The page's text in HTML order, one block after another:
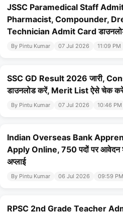
JSSC Paramedical Staff
Pharmacist, Compounder,
Technician Admit Card
By Pintu Kumar 07 Jul 2026 11:09 PM
SSC GD Result 2026 जारी,
डाउनलोड करें, Merit List ऐसे चेक
By Pintu Kumar 07 Jul 2026 10:46 PM
Indian Overseas Bank
Apply Online, 750 पदों पर
अप्लाई
By Pintu Kumar 06 Jul 2026 09:59 PM
RPSC 2nd Grade Teacher